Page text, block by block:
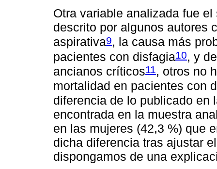
Otra variable analizada fue
descrito por algunos autores
aspirativa9, la causa más
pacientes con disfagia10, y
ancianos críticos11, otros no
mortalidad en pacientes con
diferencia de lo publicado en
encontrada en la muestra
en las mujeres (42,3 %) que
dicha diferencia tras ajustar
dispongamos de una